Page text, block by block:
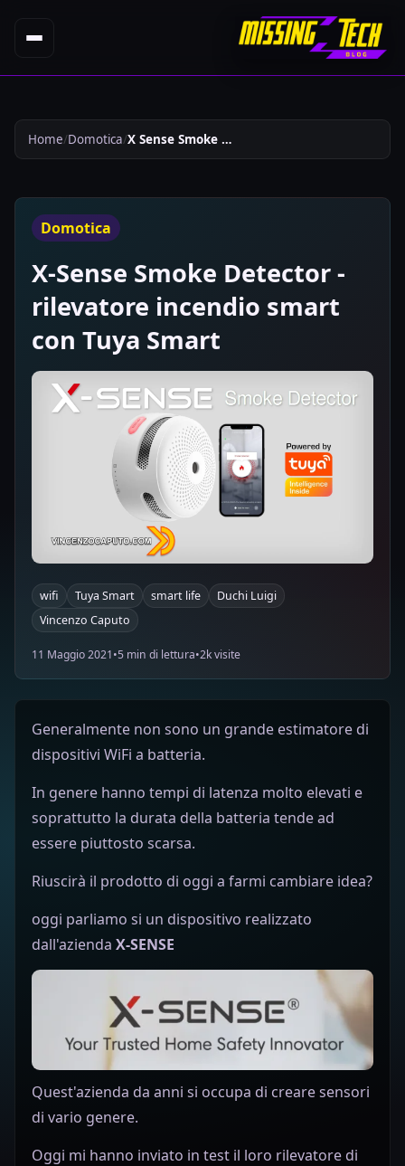
Home Domotica X Sense Smoke Detector Rilevatore Incendio Smart Con Tuya Smart 638
Domotica
X-Sense Smoke Detector -
rilevatore incendio smart
con Tuya Smart
wifi Tuya Smart smart life
Duchi Luigi
Vincenzo Caputo
11 Maggio 2021•5 min di lettura•2k visite
Generalmente non sono un grande estimatore di
dispositivi WiFi a batteria.
In genere hanno tempi di latenza molto elevati e
soprattutto la durata della batteria tende ad
essere piuttosto scarsa.
Riuscirà il prodotto di oggi a farmi cambiare idea?
oggi parliamo si un dispositivo realizzato
dall'azienda X-SENSE
Quest'azienda da anni si occupa di creare sensori
di vario genere.
Oggi mi hanno inviato in test il loro rilevatore di